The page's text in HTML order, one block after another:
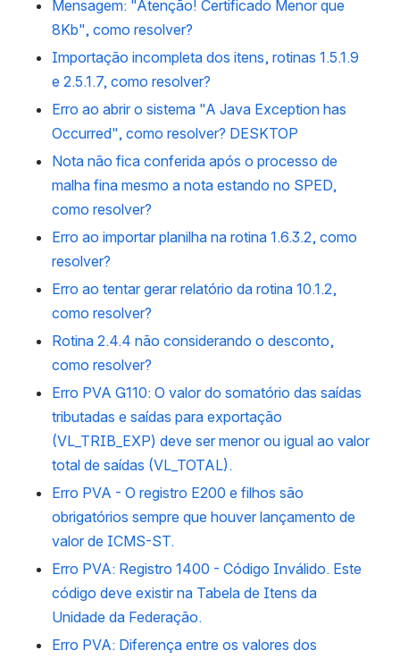
Mensagem: "Atenção! Certificado Menor que
8Kb", como resolver?
Importação incompleta dos itens, rotinas 1.5.1.9
e 2.5.1.7, como resolver?
Erro ao abrir o sistema "A Java Exception has
Occurred", como resolver? DESKTOP
Nota não fica conferida após o processo de
malha fina mesmo a nota estando no SPED,
como resolver?
Erro ao importar planilha na rotina 1.6.3.2, como
resolver?
Erro ao tentar gerar relatório da rotina 10.1.2,
como resolver?
Rotina 2.4.4 não considerando o desconto,
como resolver?
Erro PVA G110: O valor do somatório das saídas
tributadas e saídas para exportação
(VL_TRIB_EXP) deve ser menor ou igual ao valor
total de saídas (VL_TOTAL).
Erro PVA - O registro E200 e filhos são
obrigatórios sempre que houver lançamento de
valor de ICMS-ST.
Erro PVA: Registro 1400 - Código Inválido. Este
código deve existir na Tabela de Itens da
Unidade da Federação.
Erro PVA: Diferença entre os valores dos